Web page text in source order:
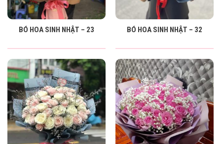
BÓ HOA SINH NHẬT – 23 BÓ HOA SINH NHẬT – 32